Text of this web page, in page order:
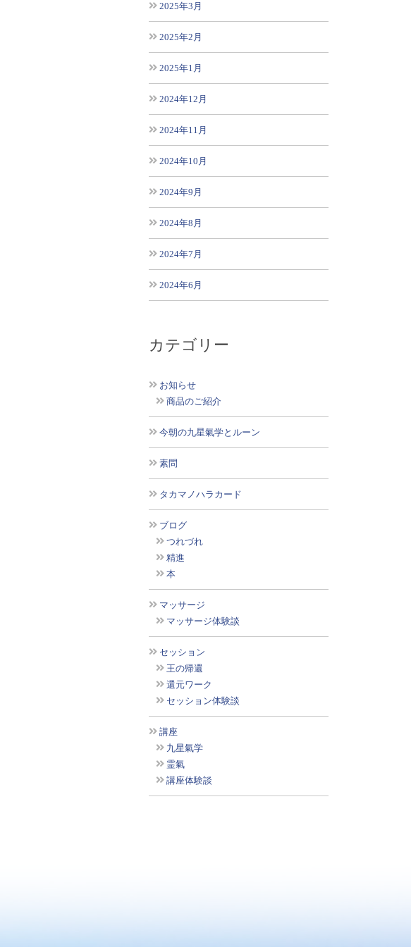
2025年3月
2025年2月
2025年1月
2024年12月
2024年11月
2024年10月
2024年9月
2024年8月
2024年7月
2024年6月
カテゴリー
お知らせ
商品のご紹介
今朝の九星氣学とルーン
素問
タカマノハラカード
ブログ
つれづれ
精進
本
マッサージ
マッサージ体験談
セッション
王の帰還
還元ワーク
セッション体験談
講座
九星氣学
霊氣
講座体験談